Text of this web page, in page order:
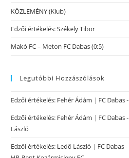
KÖZLEMÉNY (Klub)
Edzői értékelés: Székely Tibor
Makó FC – Meton FC Dabas (0:5)
Legutóbbi Hozzászólások
Edzői értékelés: Fehér Ádám | FC Dabas-
Edzői értékelés: Fehér Ádám | FC Dabas-
László
Edzői értékelés: Ledő László | FC Dabas-